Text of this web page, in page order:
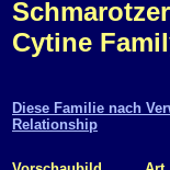
Cytine
Diese Familie nach
Relationship